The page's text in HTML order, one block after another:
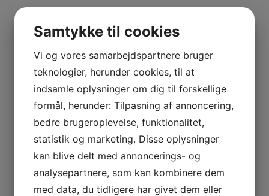
Læs mere
Faste sæber
Vildrose
badesæbe
Samtykke til cookies
Vi og vores samarbejdspartnere bruger
teknologier, herunder cookies, til at
indsamle oplysninger om dig til forskellige
formål, herunder: Tilpasning af annoncering,
bedre brugeroplevelse, funktionalitet,
statistik og marketing. Disse oplysninger
kan blive delt med annoncerings- og
analysepartnere, som kan kombinere dem
med data, du tidligere har givet dem eller